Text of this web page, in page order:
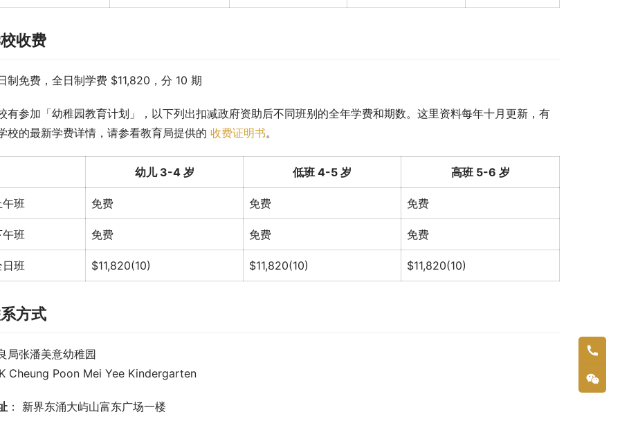
收费
制免费，全日制学费 $11,820，分 10 期
有参加「幼稚园教育计划」，以下列出扣减政府资助后不同班别的全年学费和期数。这里资料每年十月更新，有
校的最新学费详情，请参看教育局提供的 收费证明书。
幼儿 3-4 岁 低班 4-5 岁 高班 5-6 岁
午班 免费 免费 免费
午班 免费 免费 免费
日班 $11,820(10) $11,820(10) $11,820(10)
方式
局张潘美意幼稚园
Cheung Poon Mei Yee Kindergarten
： 新界东涌大屿山富东广场一楼